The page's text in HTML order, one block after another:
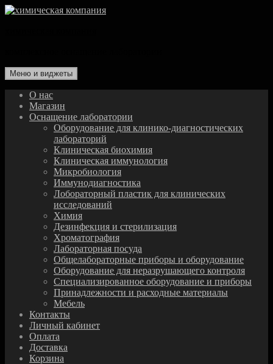
Перейти
Меню и виджеты
О нас
Магазин
Оснащение лаборатории
Оборудование для клинико-диагностических
лабораторий
Клиническая биохимия
Клиническая иммунология
Микробиология
Иммунодиагностика
Лобораторный пластик для клинических
исследований
Химия
Дезинфекция и стерилизация
Хроматография
Лабораторная посуда
Общелабораторные приборы и оборудование
Оборудование для неразрушающего контроля
Специализированное оборудование и приборы
Принадлежности и расходные материалы
Мебель
Контакты
Личный кабинет
Оплата
Доставка
Корзина